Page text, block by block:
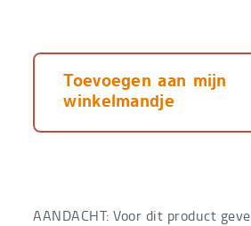
Toevoegen aan mijn
winkelmandje
AANDACHT: Voor dit product